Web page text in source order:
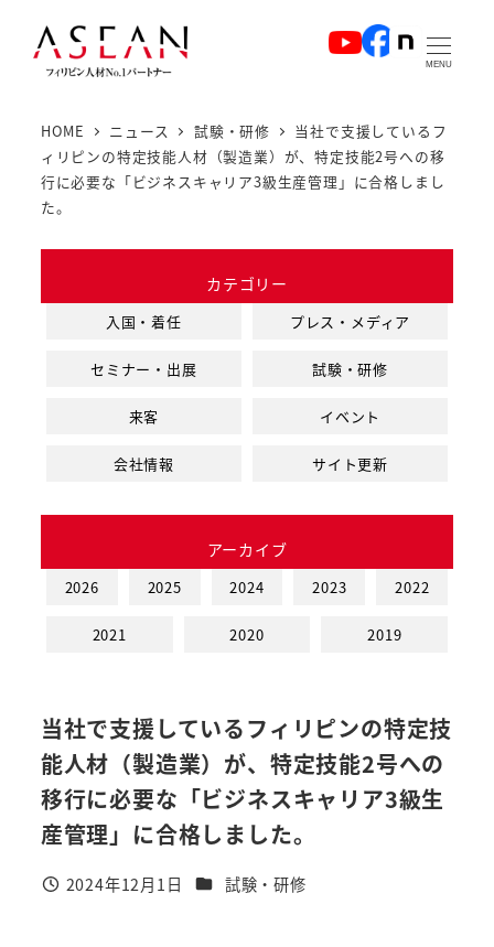
MENU
HOME ニュース 試験・研修
当社で支援しているフ
ィリピンの特定技能人材（製造業）が、特定技能2号への移
行に必要な「ビジネスキャリア3級生産管理」に合格しまし
た。
カテゴリー
入国・着任 プレス・メディア
セミナー・出展 試験・研修
来客 イベント
会社情報 サイト更新
アーカイブ
2026 2025 2024 2023 2022
2021 2020 2019
当社で支援しているフィリピンの特定技
能人材（製造業）が、特定技能2号への
移行に必要な「ビジネスキャリア3級生
産管理」に合格しました。
投稿日
2024年12月1日 カテゴリー
試験・研修